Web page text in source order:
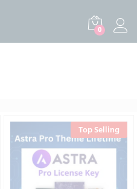
0
Top Selling